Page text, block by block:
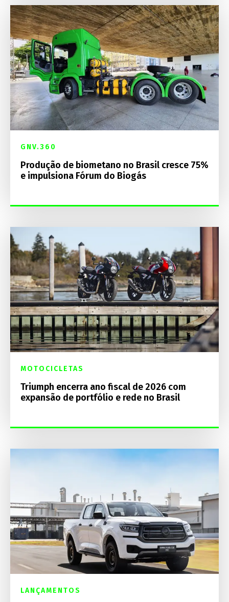
GNV.360
Produção de biometano no Brasil cresce 75%
e impulsiona Fórum do Biogás
MOTOCICLETAS
Triumph encerra ano fiscal de 2026 com
expansão de portfólio e rede no Brasil
LANÇAMENTOS